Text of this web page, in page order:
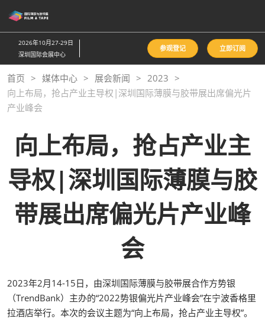
接
跳
至
内
容
2026年10月27-29日
深圳国际会展中心
参观登记 立即订阅
首页 媒体中心 展会新闻
2023
向上布局，抢占产业主导权|深圳国际薄膜与胶带展出席偏光片
产业峰会
向上布局，抢占产业主
导权|深圳国际薄膜与胶
带展出席偏光片产业峰
会
2023年2月14-15日，由深圳国际薄膜与胶带展合作方势银
（TrendBank）主办的“2022势银偏光片产业峰会”在宁波香格里
拉酒店举行。本次的会议主题为“向上布局，抢占产业主导权”。